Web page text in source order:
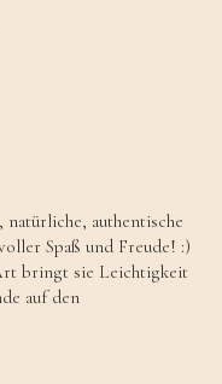
authentische
Spaß und Freude! :)
bringt sie Leichtigkeit
auf den